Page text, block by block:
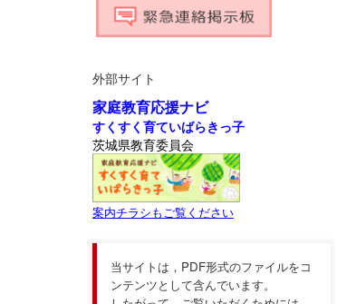
外部サイト
家庭教育応援ナビ
すくすく育ていばらきっ子
茨城県教育委員会
案内チラシもご覧ください
当サイトは，PDF形式のファイルをコ
ンテンツとして含んでいます。